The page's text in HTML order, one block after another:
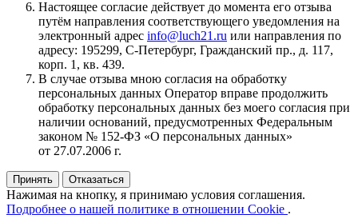
Настоящее согласие действует до момента его отзыва
путём направления соответствующего уведомления на
электронный адрес info@luch21.ru или направления по
адресу: 195299, С‑Петербург, Гражданский пр., д. 117,
корп. 1, кв. 439.
В случае отзыва мною согласия на обработку
персональных данных Оператор вправе продолжить
обработку персональных данных без моего согласия при
наличии оснований, предусмотренных Федеральным
законом № 152‑ФЗ «О персональных данных»
от 27.07.2006 г.
Принять Отказаться
Нажимая на кнопку, я принимаю условия соглашения.
Подробнее о нашей политике в отношении Cookie .